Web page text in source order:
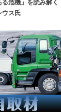
る危機」を読み解
ウス氏